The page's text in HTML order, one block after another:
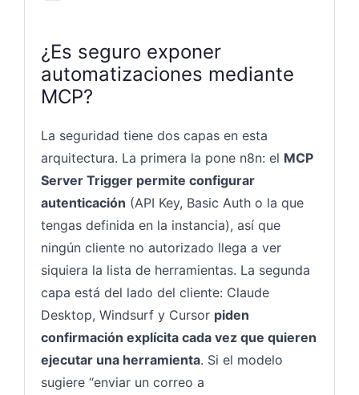
¿Es seguro exponer
automatizaciones mediante
MCP?
La seguridad tiene dos capas en esta
arquitectura. La primera la pone n8n: el MCP
Server Trigger permite configurar
autenticación (API Key, Basic Auth o la que
tengas definida en la instancia), así que
ningún cliente no autorizado llega a ver
siquiera la lista de herramientas. La segunda
capa está del lado del cliente: Claude
Desktop, Windsurf y Cursor piden
confirmación explícita cada vez que quieren
ejecutar una herramienta. Si el modelo
sugiere “enviar un correo a